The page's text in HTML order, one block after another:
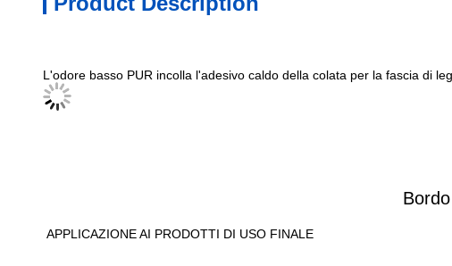
L'odore basso PUR incolla l'adesivo caldo della colata per la fascia di
APPLICAZIONE AI PRODOTTI DI USO FINALE